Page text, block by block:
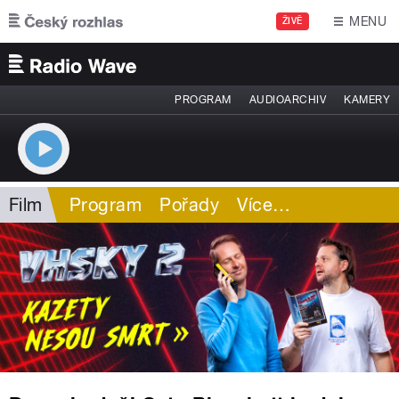
Přejít k hlavnímu obsahu
ŽIVĚ MENU
PROGRAM AUDIOARCHIV KAMERY
Film Program Pořady Více…